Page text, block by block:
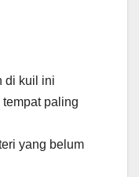
di kuil ini
paling
yang belum